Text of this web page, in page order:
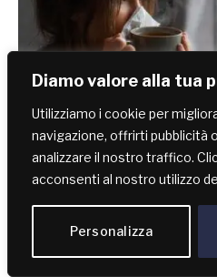
Diamo valore alla tua
Utilizziamo i cookie per
navigazione, offrirti pubblicità
analizzare il nostro traffico.
acconsenti al nostro utilizzo
Personalizza
GUIDE